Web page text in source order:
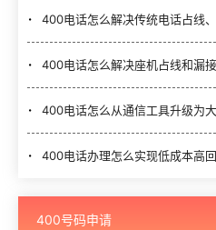
400电话怎么解决传统电话占线、客
400电话怎么解决座机占线和漏
400电话怎么从通信工具升级为大
400电话办理怎么实现低成本高回
400号码申请